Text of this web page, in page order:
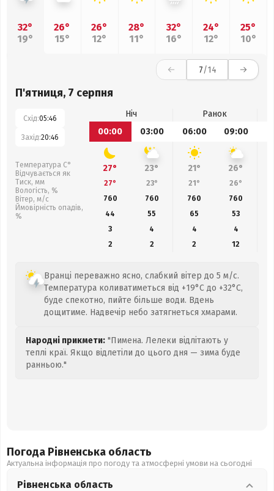
32°
19°
26°
15°
26°
12°
28°
11°
32°
16°
24°
12°
25°
10°
7/14
П'ятниця, 7 серпня
Схід:05:46
Захід:20:46
Температура С°
Відчувається як
Тиск, мм
Вологість, %
Вітер, м/с
Ймовірність опадів,
%
Ніч
Ранок
00:00
03:00 06:00 09:00
27° 23° 21° 26°
27° 23° 21° 26°
760
760 760 760
44
55 65 53
3
4 4
4
2
2 2 12
Вранці переважно ясно, слабкий вітер до 5 м/с.
Температура коливатиметься від +19°C до +32°C,
буде спекотно, пийте більше води. Вдень
дощитиме. Надвечір небо затягнеться хмарами.
Народні прикмети: "Пимена. Лелеки відлітають у
теплі краї. Якщо відлетіли до цього дня — зима буде
ранньою."
Погода Рівненська область
Актуальна інформація про погоду та атмосферні умови на сьогодні
Рівненська область